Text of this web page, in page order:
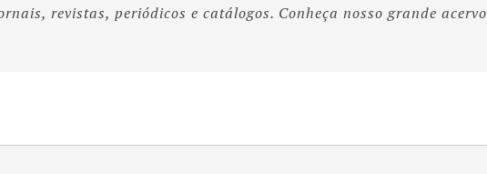
revistas, periódicos e catálogos. Conheça nosso grande acervo